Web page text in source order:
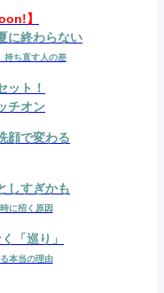
】
に終わらない
持ち直す人の差
ット！
チオン
顔で変わる
しすぎかも
に招く原因
「巡り」
本当の理由